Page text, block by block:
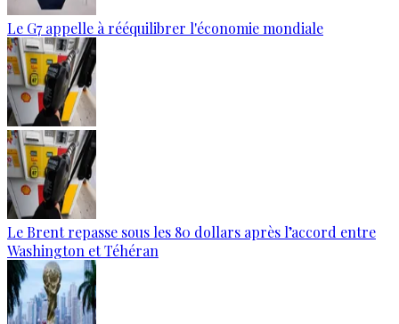
Le G7 appelle à rééquilibrer l'économie mondiale
Le Brent repasse sous les 80 dollars après l’accord entre
Washington et Téhéran